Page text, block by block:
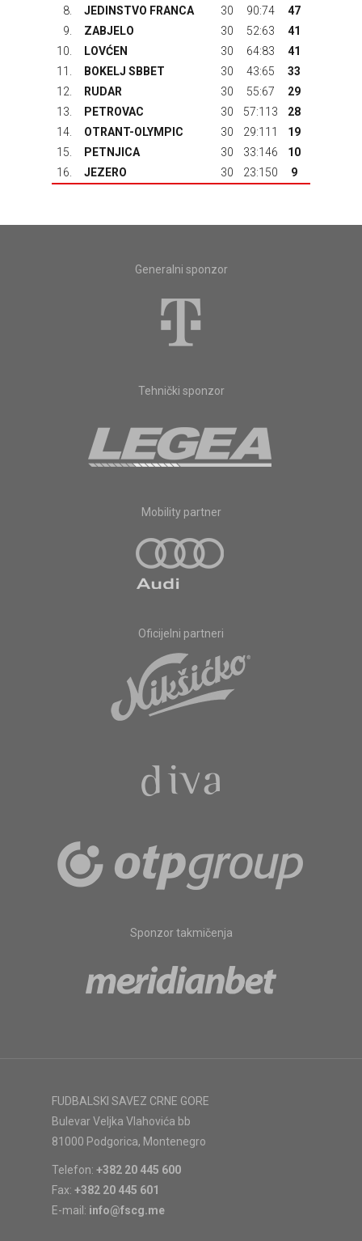
8.
JEDINSTVO FRANCA 30 90:74
47
9.
ZABJELO 30 52:63
41
10.
LOVĆEN 30 64:83
41
11.
BOKELJ SBBET 30 43:65
33
12.
RUDAR 30 55:67
29
13.
PETROVAC 30 57:113
28
14.
OTRANT-OLYMPIC 30 29:111
19
15.
PETNJICA 30 33:146
10
16.
JEZERO 30 23:150 9
Generalni sponzor
Tehnički sponzor
Mobility partner
Oficijelni partneri
Sponzor takmičenja
FUDBALSKI SAVEZ CRNE GORE
Bulevar Veljka Vlahovića bb
81000 Podgorica, Montenegro
Telefon: +382 20 445 600
Fax: +382 20 445 601
E-mail: info@fscg.me